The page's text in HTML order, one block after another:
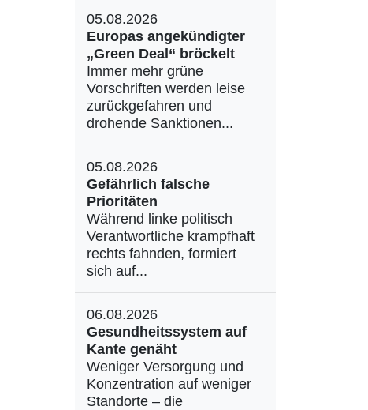
05.08.2026
Europas angekündigter
„Green Deal“ bröckelt
Immer mehr grüne
Vorschriften werden leise
zurückgefahren und
drohende Sanktionen...
05.08.2026
Gefährlich falsche
Prioritäten
Während linke politisch
Verantwortliche krampfhaft
rechts fahnden, formiert
sich auf...
06.08.2026
Gesundheitssystem auf
Kante genäht
Weniger Versorgung und
Konzentration auf weniger
Standorte – die